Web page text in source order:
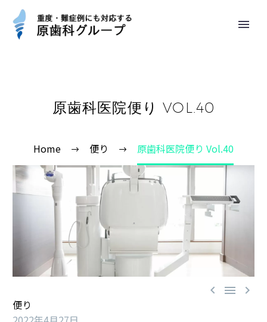
原歯科医院便り VOL.40
Home 便り 原歯科医院便り Vol.40
  
便り